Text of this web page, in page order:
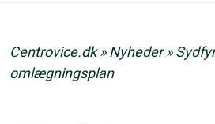
Centrovice.dk»Nyheder»
omlægningsplan